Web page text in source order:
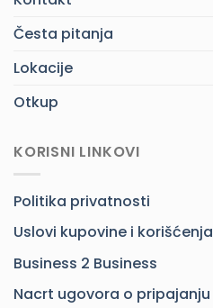
Česta pitanja
Lokacije
Otkup
KORISNI LINKOVI
Politika privatnosti
Uslovi kupovine i korišćenja
Business 2 Business
Nacrt ugovora o pripajanju